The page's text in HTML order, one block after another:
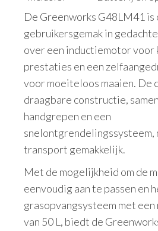
De Greenworks G48LM41
gebruikersgemak in
over een inductiemotor voor
prestaties en een
voor moeiteloos maaien. De
draagbare constructie,
handgrepen en een
snelontgrendelingssysteem,
transport gemakkelijk.
Met de mogelijkheid om de
eenvoudig aan te passen en
grasopvangsysteem met
van 50 L, biedt de